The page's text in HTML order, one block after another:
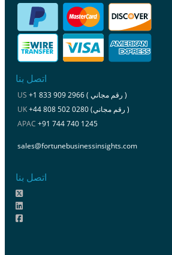
اتصل بنا
US
+1 833 909 2966 ( رقم مجاني )
UK
+44 808 502 0280 (رقم مجاني )
APAC +91 744 740 1245
sales@fortunebusinessinsights.com
اتصل بنا